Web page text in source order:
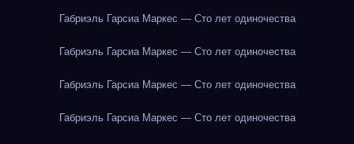
Габриэль Гарсиа Маркес — Сто лет одиночества
Габриэль Гарсиа Маркес — Сто лет одиночества
Габриэль Гарсиа Маркес — Сто лет одиночества
Габриэль Гарсиа Маркес — Сто лет одиночества